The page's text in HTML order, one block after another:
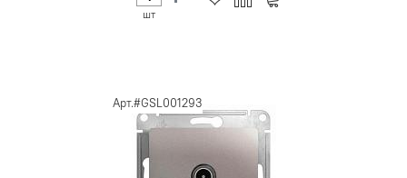
шт
Арт.#GSL001293